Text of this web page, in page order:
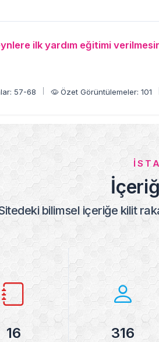
ilk yardım eğitimi
57-68 Özet Görüntülemeler: 101
bilimsel içeriğe kilit
16 316